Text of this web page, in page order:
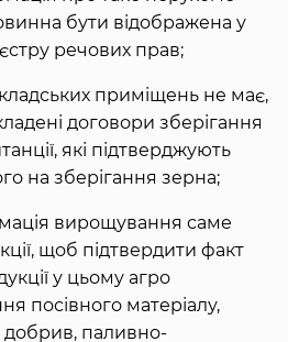
бути відображена у
речових прав;
приміщень не має,
договори зберігання
які підтверджують
на зберігання зерна;
вирощування саме
щоб підтвердити факт
у цьому агро
посівного матеріалу,
добрив, паливно-